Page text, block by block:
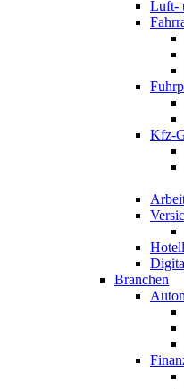
Luft-
Kfz-
Branchen